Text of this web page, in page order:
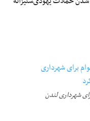
شهرداری لندن